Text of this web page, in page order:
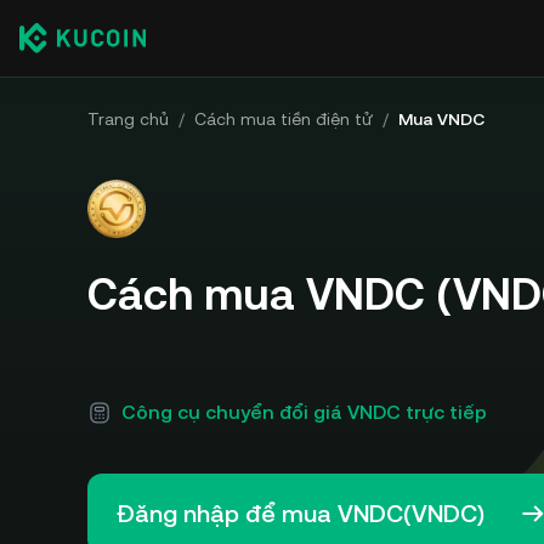
Trang chủ / Cách mua tiền điện tử / Mua VNDC
Cách mua VNDC
Công cụ chuyển đổi giá VNDC trực tiếp
Đăng nhập để mua VNDC(VNDC)